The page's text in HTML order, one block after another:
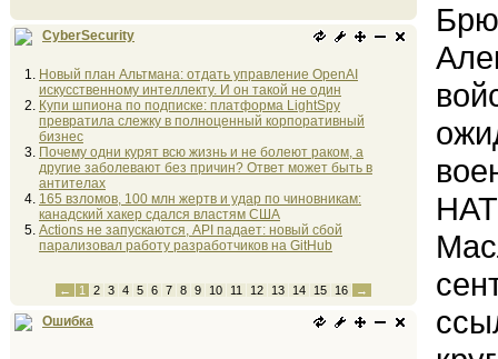
CyberSecurity
Новый план Альтмана: отдать управление OpenAI
искусственному интеллекту. И он такой не один
Купи шпиона по подписке: платформа LightSpy
превратила слежку в полноценный корпоративный
бизнес
Почему одни курят всю жизнь и не болеют раком, а
другие заболевают без причин? Ответ может быть в
антителах
165 взломов, 100 млн жертв и удар по чиновникам:
канадский хакер сдался властям США
Actions не запускаются, API падает: новый сбой
парализовал работу разработчиков на GitHub
← 1 2 3 4 5 6 7 8 9 10 11 12 13 14 15 16 →
Ошибка